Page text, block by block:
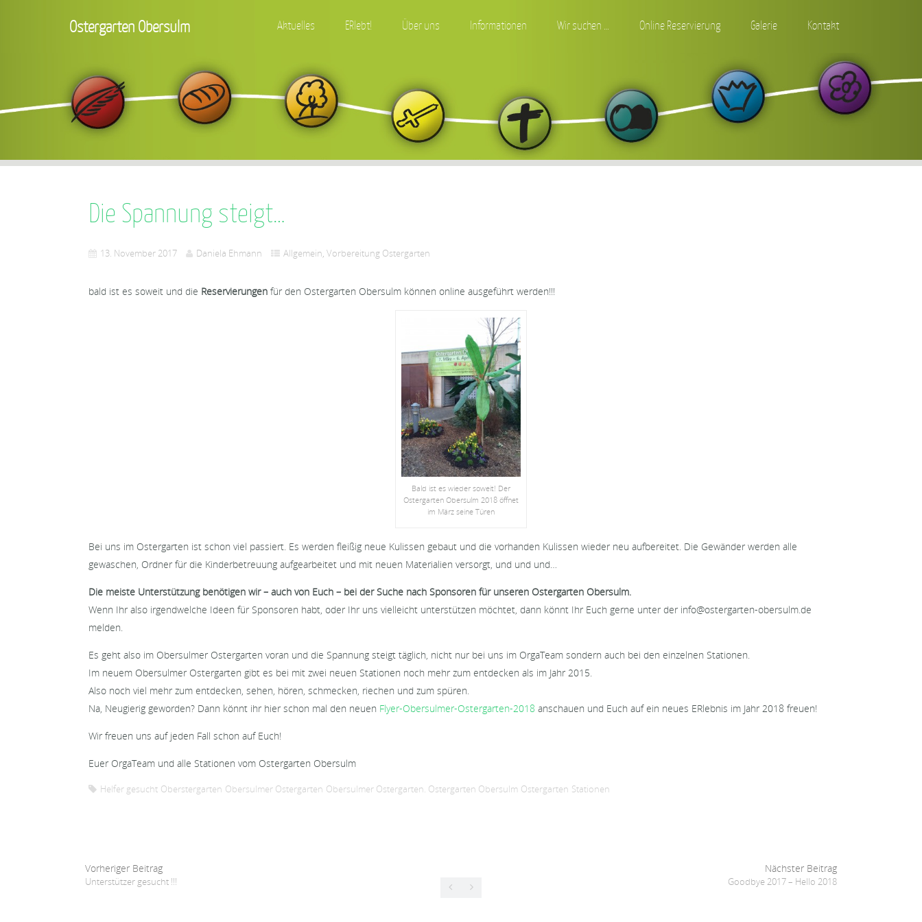
Ostergarten Obersulm Aktuelles ERlebt! Über uns Informationen Wir suchen … Online Reservierung Galerie Kontakt
Die Spannung steigt…
13. November 2017 Daniela Ehmann Allgemein,Vorbereitung Ostergarten
bald ist es soweit und die Reservierungen für den Ostergarten Obersulm können online ausgeführt werden!!!
Bald ist es wieder soweit! Der
Ostergarten Obersulm 2018 öffnet
im März seine Türen
Bei uns im Ostergarten ist schon viel passiert. Es werden fleißig neue Kulissen gebaut und die vorhanden Kulissen wieder neu aufbereitet. Die Gewänder werden alle
gewaschen, Ordner für die Kinderbetreuung aufgearbeitet und mit neuen Materialien versorgt, und und und…
Die meiste Unterstützung benötigen wir – auch von Euch – bei der Suche nach Sponsoren für unseren Ostergarten Obersulm.
Wenn Ihr also irgendwelche Ideen für Sponsoren habt, oder Ihr uns vielleicht unterstützen möchtet, dann könnt Ihr Euch gerne unter der info@ostergarten-obersulm.de
melden.
Es geht also im Obersulmer Ostergarten voran und die Spannung steigt täglich, nicht nur bei uns im OrgaTeam sondern auch bei den einzelnen Stationen.
Im neuem Obersulmer Ostergarten gibt es bei mit zwei neuen Stationen noch mehr zum entdecken als im Jahr 2015.
Also noch viel mehr zum entdecken, sehen, hören, schmecken, riechen und zum spüren.
Na, Neugierig geworden? Dann könnt ihr hier schon mal den neuen Flyer-Obersulmer-Ostergarten-2018 anschauen und Euch auf ein neues ERlebnis im Jahr 2018 freuen!
Wir freuen uns auf jeden Fall schon auf Euch!
Euer OrgaTeam und alle Stationen vom Ostergarten Obersulm
Helfer gesucht Oberstergarten Obersulmer Ostergarten Obersulmer Ostergarten. Ostergarten Obersulm Ostergarten Stationen
Vorheriger Beitrag
Unterstützer gesucht !!!
Nächster Beitrag
Goodbye 2017 – Hello 2018